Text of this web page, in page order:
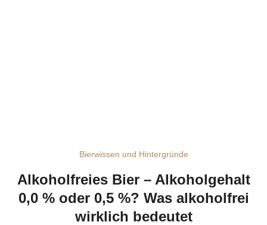
Bierwissen und Hintergründe
Alkoholfreies Bier – Alkoholgehalt
0,0 % oder 0,5 %? Was alkoholfrei
wirklich bedeutet